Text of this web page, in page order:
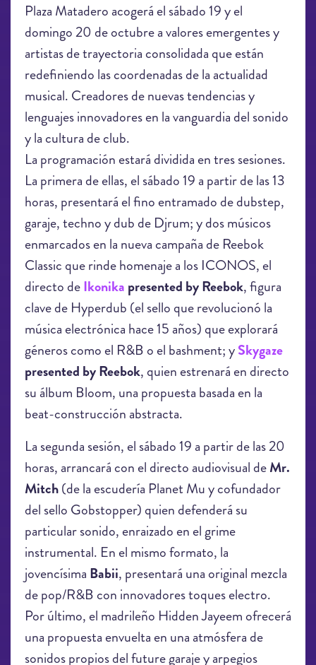
Plaza Matadero acogerá el sábado 19 y el
domingo 20 de octubre a valores emergentes y
artistas de trayectoria consolidada que están
redefiniendo las coordenadas de la actualidad
musical. Creadores de nuevas tendencias y
lenguajes innovadores en la vanguardia del sonido
y la cultura de club.
La programación estará dividida en tres sesiones.
La primera de ellas, el sábado 19 a partir de las 13
horas, presentará el fino entramado de dubstep,
garaje, techno y dub de Djrum; y dos músicos
enmarcados en la nueva campaña de Reebok
Classic que rinde homenaje a los ICONOS, el
directo deIkonika presented by Reebok, figura
clave de Hyperdub (el sello que revolucionó la
música electrónica hace 15 años) que explorará
géneros como el R&B o el bashment; ySkygaze
presented by Reebok, quien estrenará en directo
su álbum Bloom, una propuesta basada en la
beat-construcción abstracta.
La segunda sesión, el sábado 19 a partir de las 20
horas, arrancará con el directo audiovisual deMr.
Mitch(de la escudería Planet Mu y cofundador
del sello Gobstopper) quien defenderá su
particular sonido, enraizado en el grime
instrumental. En el mismo formato, la
jovencísima Babii, presentará una original mezcla
de pop/R&B con innovadores toques electro.
Por último, el madrileño Hidden Jayeem ofrecerá
una propuesta envuelta en una atmósfera de
sonidos propios del future garaje y arpegios